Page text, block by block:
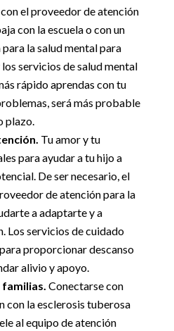
el proveedor de atención
con la escuela o con un
la salud mental para
servicios de salud mental
rápido aprendas con tu
será más probable
plazo.
Tu amor y tu
para ayudar a tu hijo a
De ser necesario, el
de atención para la
a adaptarte y a
Los servicios de cuidado
proporcionar descanso
alivio y apoyo.
Conectarse con
con la esclerosis tuberosa
al equipo de atención